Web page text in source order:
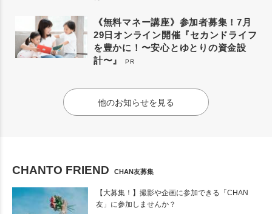
《無料マネー講座》参加者募集！7月
29日オンライン開催『セカンドライフ
を豊かに！〜安心とゆとりの資金設
計〜』
PR
他のお知らせを見る
CHANTO FRIEND CHAN友募集
【大募集！】撮影や企画に参加できる「CHAN
友」に参加しませんか？